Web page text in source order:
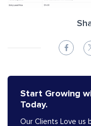
Start Growing
Today.
Our Clients Love us